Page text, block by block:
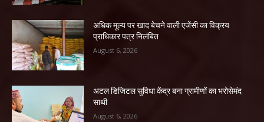
अधिक मूल्य पर खाद बेचने वाली एजेंसी का विक्रय
प्राधिकार पत्र निलंबित
August 6, 2026
अटल डिजिटल सुविधा केंद्र बना ग्रामीणों का भरोसेमंद
साथी
August 6, 2026